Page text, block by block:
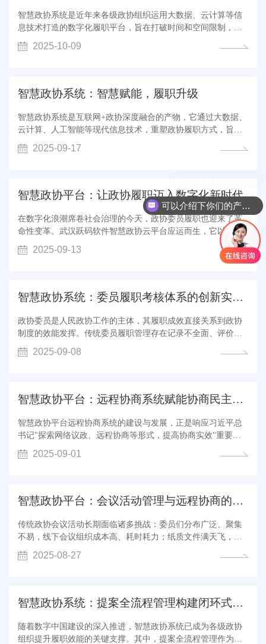
智慧政协系统是近年来各级政协组织运用大数据、云计算等信
息技术打造的数字化履职平台，旨在打破时间和空间限制，让
委员履职和民意沟通真正实现时刻在线。 一、系统架构：构建
数据驱动 + 安全可控 的技术底座​ 智慧政协系统以 打破壁垒、
2025-10-09
智慧政协系统：智慧赋能，履职升级
智慧政协系统是互联网+政协深度融合的产物，它通过大数据、
云计算、人工智能等现代信息技术，重塑政协履职方式，旨在
提升政协工作的效率、质量和透明度，并拓展协商民主的广度
与深度。 ✨智慧政协的三大亮点 1️⃣提案管理智能化 在线提
2025-09-17
智慧政协平台：让政协履职迈入数字化新时代
在数字化浪潮席卷社会治理的今天，政协委员履职也迎来了革
命性变革。武汉跃码软件智慧政协云平台应运而生，它以互联
网为基座，以大数据、云计算、人工智能为支撑，将政协的协
商基因与数字的智慧动能深度融合。 一、 全场景覆盖，打造履
2025-09-13
智慧政协系统：委员履职考核体系的创新实践与展望
政协委员是人民政协工作的主体，其履职成效直接关系到政协
制度的效能发挥。传统委员履职管理存在记录不全面、评价不
科学、激励不到位等痛点。 随着数字技术的快速发展，全国多
地政协探索建设智慧政协系统，通过​​委员履职考核一体化系统​​
2025-09-08
智慧政协平台：远程协商系统赋能协商民主新时代
智慧政协平台远程协商系统​​的建设与发展，正是响应习近平总
书记"探索网络议政、远程协商等形式，提高协商实效"重要指
示的创新举措。这一系统不仅代表着政协工作的技术革新，更
是​​协商民主制度​​在新时代的重要演进，为政协履职注入了全新
2025-09-01
智慧政协平台：会议活动管理与远程协商的创新实践
传统政协会议活动长期面临诸多挑战：委员们分布广泛、聚集
不易，线下会议​​组织成本高​​、​​耗时耗力​​；纸质文件满天飞，通
知发放、提案收集、会议记录等环节效率低下；会议形式相对
单一，​​互动参与受限​​，难以充分发挥协商民主的深度和广度。
2025-08-27
智慧政协系统：提案全流程管理构建闭环式数字履职链
随着数字中国建设的深入推进，智慧政协系统已成为各级政协
组织提升履职效能的关键支撑。其中，提案全流程管理作为智
可以介绍下你们的产品么